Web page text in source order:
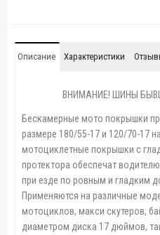
Описание Характеристики
ВНИМАНИЕ! ШИНЫ
Бескамерные мото покрышки
размере 180/55-17 и 120/70-17
мотоциклетные покрышки с
протектора обеспечат
при езде по ровным и гладким
Применяются на различные
мотоциклов, макси скутеров,
диаметром диска 17 дюймов,